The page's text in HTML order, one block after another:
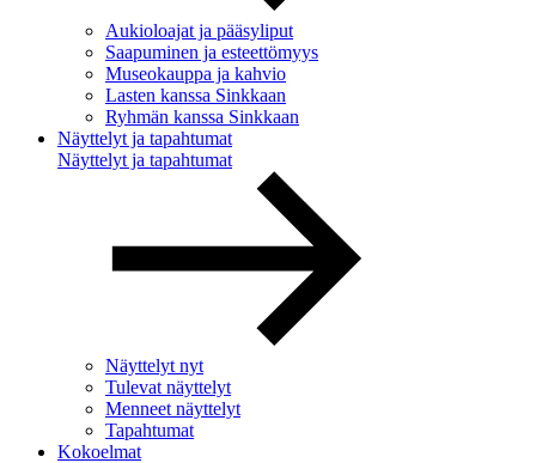
Aukioloajat ja pääsyliput
Saapuminen ja esteettömyys
Museokauppa ja kahvio
Lasten kanssa Sinkkaan
Ryhmän kanssa Sinkkaan
Näyttelyt ja tapahtumat
Näyttelyt ja tapahtumat
Näyttelyt nyt
Tulevat näyttelyt
Menneet näyttelyt
Tapahtumat
Kokoelmat